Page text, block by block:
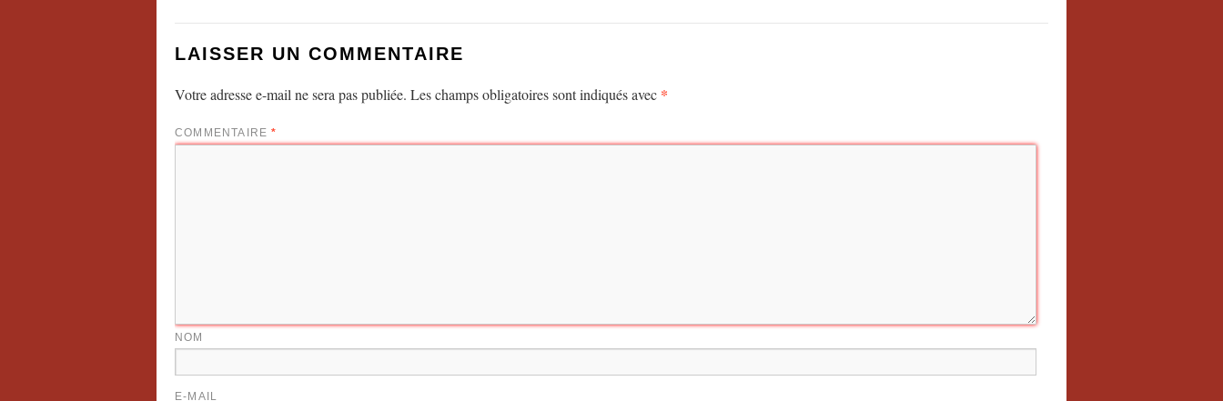
LAISSER UN COMMENTAIRE
Votre adresse e-mail ne sera pas publiée. Les champs obligatoires sont indiqués avec *
COMMENTAIRE*
NOM
E-MAIL